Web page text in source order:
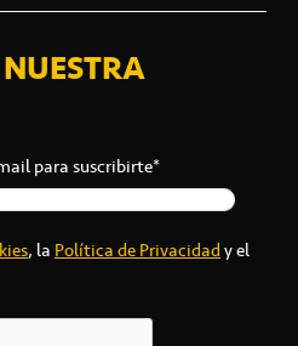
para suscribirte*
, laPolítica de Privacidady el